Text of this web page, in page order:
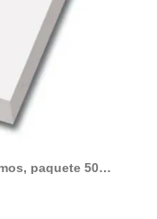
paquete 500